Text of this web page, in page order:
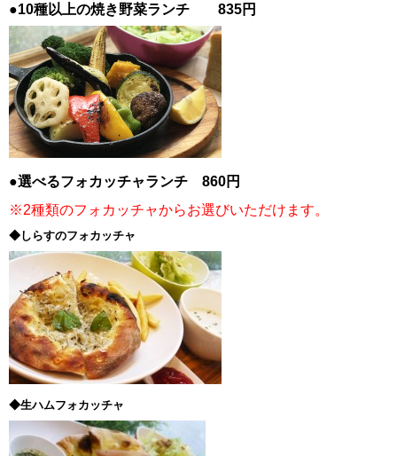
●10種以上の焼き野菜ランチ 835円
●選べるフォカッチャランチ 860円
※2種類のフォカッチャからお選びいただけます。
◆しらすのフォカッチャ
◆生ハムフォカッチャ